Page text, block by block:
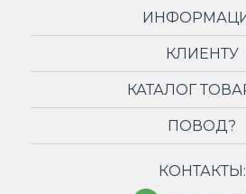
КЛИЕНТУ
КАТАЛОГ
ПОВОД?
КОНТАКТЫ: